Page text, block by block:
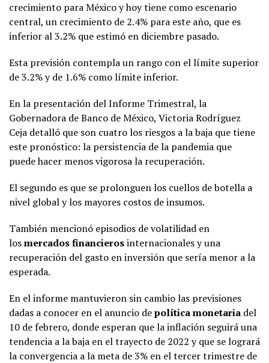
crecimiento para México y hoy tiene como escenario
central, un crecimiento de 2.4% para este año, que es
inferior al 3.2% que estimó en diciembre pasado.
Esta previsión contempla un rango con el límite superior
de 3.2% y de 1.6% como límite inferior.
En la presentación del Informe Trimestral, la
Gobernadora de Banco de México, Victoria Rodríguez
Ceja detalló que son cuatro los riesgos a la baja que tiene
este pronóstico: la persistencia de la pandemia que
puede hacer menos vigorosa la recuperación.
El segundo es que se prolonguen los cuellos de botella a
nivel global y los mayores costos de insumos.
También mencionó episodios de volatilidad en
losmercados financierosinternacionales y una
recuperación del gasto en inversión que sería menor a la
esperada.
En el informe mantuvieron sin cambio las previsiones
dadas a conocer en el anuncio depolítica monetaria del
10 de febrero, donde esperan que la inflación seguirá una
tendencia a la baja en el trayecto de 2022 y que se logrará
la convergencia a la meta de 3% en el tercer trimestre de